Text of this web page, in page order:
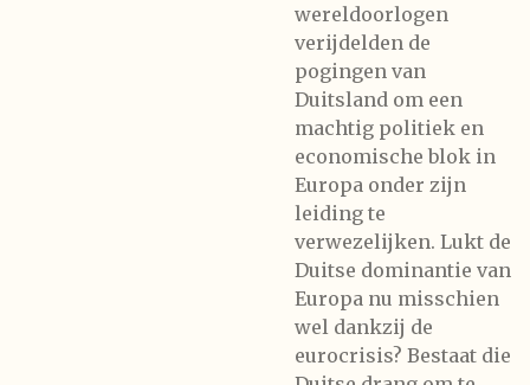
wereldoorlogen
verijdelden de
pogingen van
Duitsland om een
machtig politiek en
economische blok in
Europa onder zijn
leiding te
verwezelijken. Lukt de
Duitse dominantie van
Europa nu misschien
wel dankzij de
eurocrisis? Bestaat die